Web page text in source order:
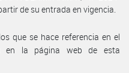
de su entrada en vigencia.
que se hace referencia en el
en la página web de esta